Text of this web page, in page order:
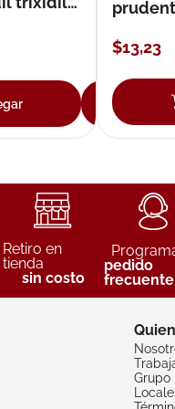
$13,23
Retiro en
tienda
sin costo
pedido
frecuente
Grupo